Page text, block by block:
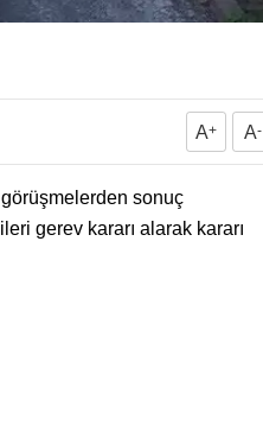
A+ A-
sonuç
gerev kararı alarak kararı